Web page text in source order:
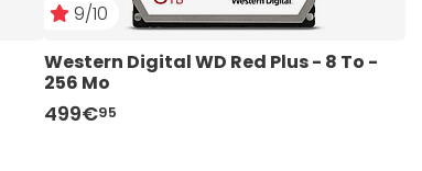
9/10
Western Digital WD Red Plus - 8 To -
256 Mo
499€95